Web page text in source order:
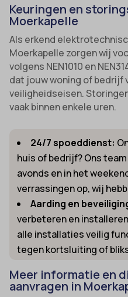
Keuringen en
Moerkapelle
Als erkend
Moerkapelle zorgen wij
volgens NEN1010 en
dat jouw woning of bedrijf
veiligheidseisen.
vaak binnen enkele uren.
24/7 spoeddienst:
huis of bedrijf? Ons
avonds en in het
verrassingen op, wij
Aarding en
verbeteren en
alle installaties veilig
tegen kortsluiting of
Meer informatie en
aanvragen in